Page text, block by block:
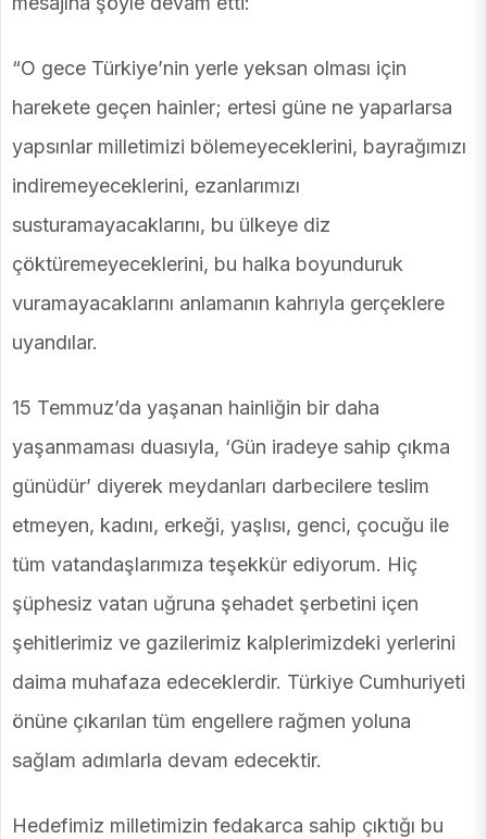
“O gece Türkiye’nin yerle yeksan olması için
harekete geçen hainler; ertesi güne ne yaparlarsa
yapsınlar milletimizi bölemeyeceklerini, bayrağımızı
indiremeyeceklerini, ezanlarımızı
susturamayacaklarını, bu ülkeye diz
çöktüremeyeceklerini, bu halka boyunduruk
vuramayacaklarını anlamanın kahrıyla gerçeklere
uyandılar.
15 Temmuz’da yaşanan hainliğin bir daha
yaşanmaması duasıyla, ‘Gün iradeye sahip çıkma
günüdür’ diyerek meydanları darbecilere teslim
etmeyen, kadını, erkeği, yaşlısı, genci, çocuğu ile
tüm vatandaşlarımıza teşekkür ediyorum. Hiç
şüphesiz vatan uğruna şehadet şerbetini içen
şehitlerimiz ve gazilerimiz kalplerimizdeki yerlerini
daima muhafaza edeceklerdir. Türkiye Cumhuriyeti
önüne çıkarılan tüm engellere rağmen yoluna
sağlam adımlarla devam edecektir.
Hedefimiz milletimizin fedakarca sahip çıktığı bu